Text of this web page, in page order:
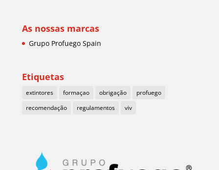
As nossas marcas
Grupo Profuego Spain
Etiquetas
extintores formaçao obrigação
profuego
recomendação
regulamentos viv